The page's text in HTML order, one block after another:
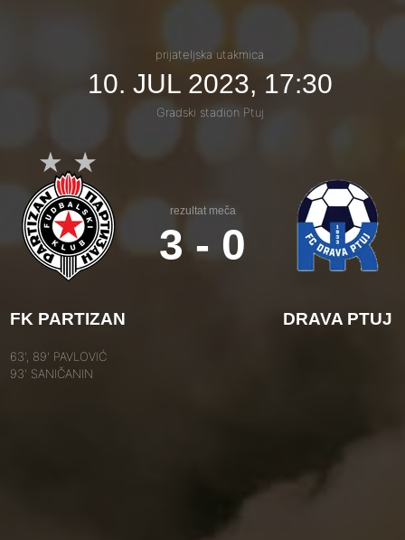
prijateljska utakmica
10. JUL 2023, 17:30
Gradski stadion Ptuj
FK PARTIZAN
63', 89' PAVLOVIĆ
93' SANIČANIN
rezultat meča
3 - 0
DRAVA PTUJ